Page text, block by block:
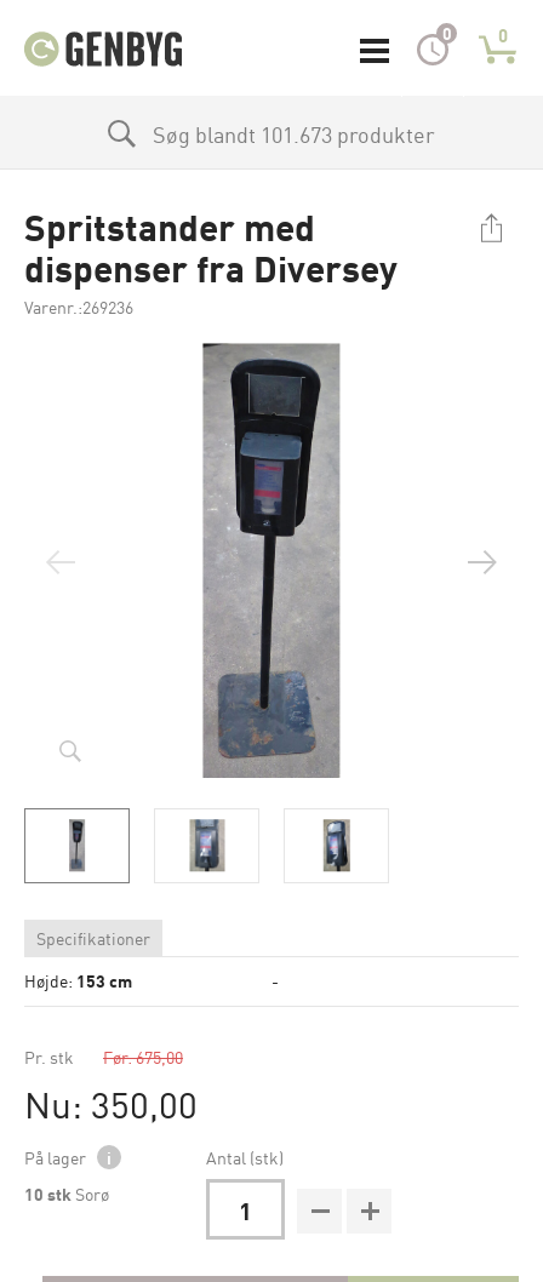
0 0
Søg blandt 101.673 produkter
Spritstander med
dispenser fra Diversey
Varenr.:269236
Specifikationer
Højde: 153 cm -
Pr. stk Før: 675,00
Nu: 350,00
På lager
i
10 stk Sorø
Antal (stk)